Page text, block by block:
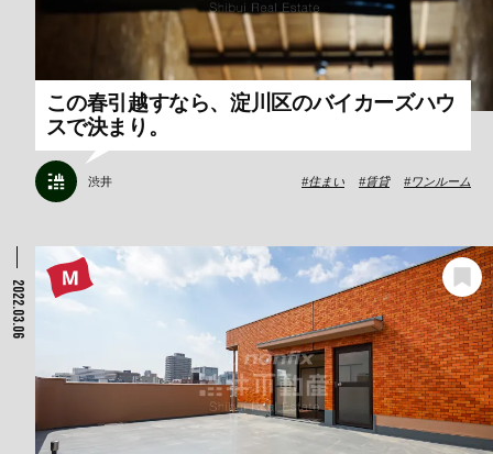
この春引越すなら、淀川区のバイカーズハウ
スで決まり。
渋井 住まい 賃貸 ワンルーム
2022.03.06